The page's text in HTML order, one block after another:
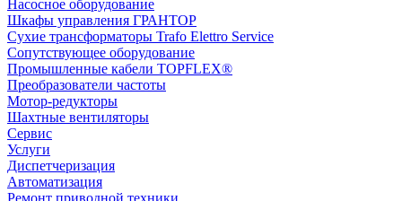
Насосное оборудование
Шкафы управления ГРАНТОР
Сухие трансформаторы Trafo Elettro Service
Сопутствующее оборудование
Промышленные кабели TOPFLEX®
Преобразователи частоты
Мотор-редукторы
Шахтные вентиляторы
Сервис
Услуги
Диспетчеризация
Автоматизация
Ремонт приводной техники